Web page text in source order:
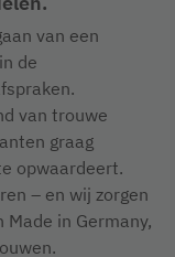
van een
de
van trouwe
graag
opwaardeert.
– en wij zorgen
in Germany,